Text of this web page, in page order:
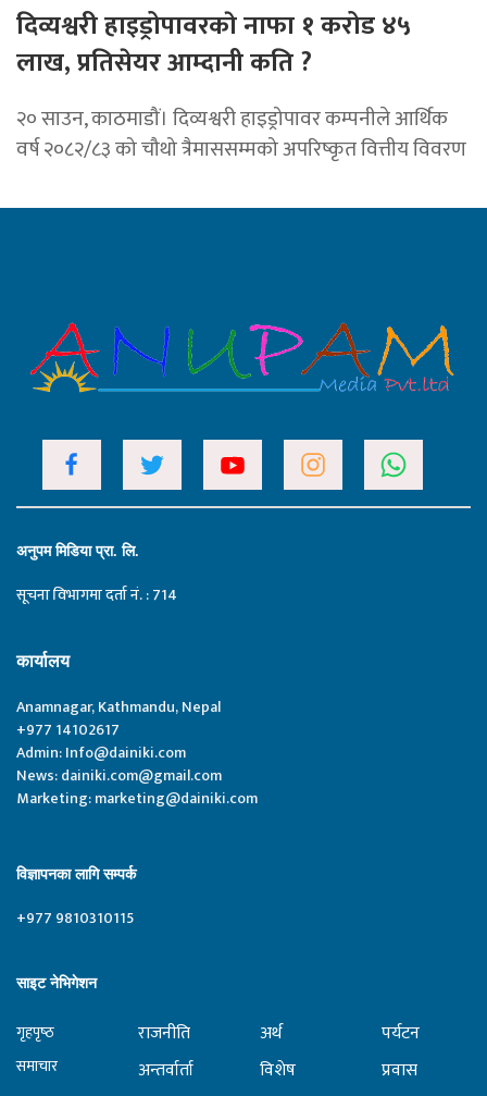
दिव्यश्वरी हाइड्रोपावरकाे नाफा १ करोड ४५
लाख, प्रतिसेयर आम्दानी कति ?
२० साउन, काठमाडौं। दिव्यश्वरी हाइड्रोपावर कम्पनीले आर्थिक
वर्ष २०८२/८३ को चौथो त्रैमाससम्मको अपरिष्कृत वित्तीय विवरण
अनुपम मिडिया प्रा. लि.
सूचना विभागमा दर्ता नं. : 714
कार्यालय
Anamnagar, Kathmandu, Nepal
+977 14102617
Admin:Info@dainiki.com
News:dainiki.com@gmail.com
Marketing:marketing@dainiki.com
विज्ञापनका लागि सम्पर्क
+977 9810310115
साइट नेभिगेशन
गृहपृष्‍ठ
समाचार
राजनीति
अन्तर्वार्ता
अर्थ
विशेष
पर्यटन
प्रवास